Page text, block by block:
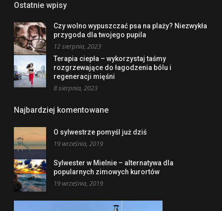
Ostatnie wpisy
Czy wolno wypuszczać psa na plaży? Niezwykła
przygoda dla twojego pupila
12 sierpnia, 2023
Terapia ciepła – wykorzystaj taśmy
rozgrzewające do łagodzenia bólu i
regeneracji mięśni
8 sierpnia, 2023
Najbardziej komentowane
O sylwestrze pomyśl już dziś
19 września, 2019
Sylwester w Mielnie – alternatywa dla
popularnych zimowych kurortów
19 września, 2019